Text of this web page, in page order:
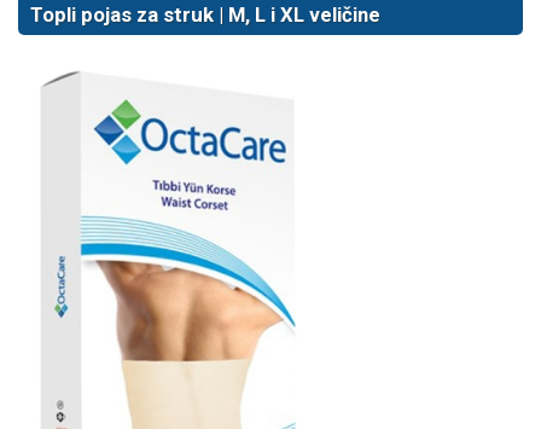
Topli pojas za struk | M, L i XL veličine